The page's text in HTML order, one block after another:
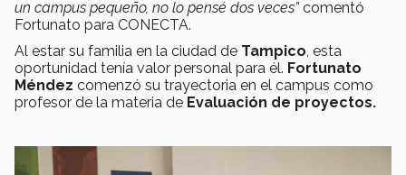
un campus pequeño, no lo pensé dos veces”comentó
Fortunato para CONECTA.
Al estar su familia en la ciudad de Tampico, esta
oportunidad tenía valor personal para él. Fortunato
Méndez comenzó su trayectoria en el campus como
profesor de la materia de Evaluación de proyectos.